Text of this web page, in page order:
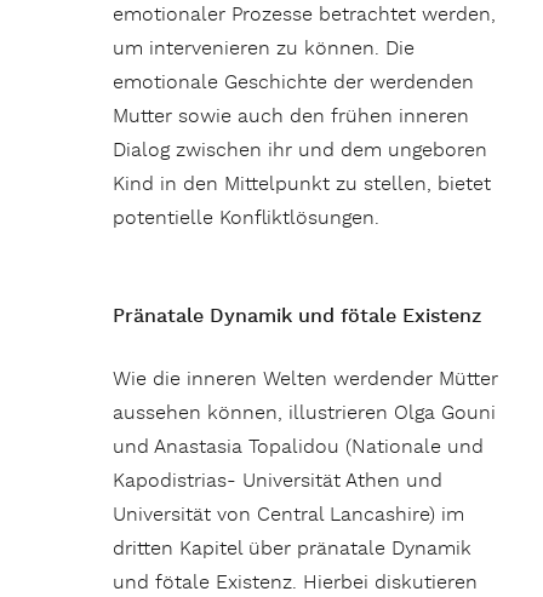
emotionaler Prozesse betrachtet werden,
um intervenieren zu können. Die
emotionale Geschichte der werdenden
Mutter sowie auch den frühen inneren
Dialog zwischen ihr und dem ungeboren
Kind in den Mittelpunkt zu stellen, bietet
potentielle Konfliktlösungen.
Pränatale Dynamik und fötale Existenz
Wie die inneren Welten werdender Mütter
aussehen können, illustrieren Olga Gouni
und Anastasia Topalidou (Nationale und
Kapodistrias- Universität Athen und
Universität von Central Lancashire) im
dritten Kapitel über pränatale Dynamik
und fötale Existenz. Hierbei diskutieren